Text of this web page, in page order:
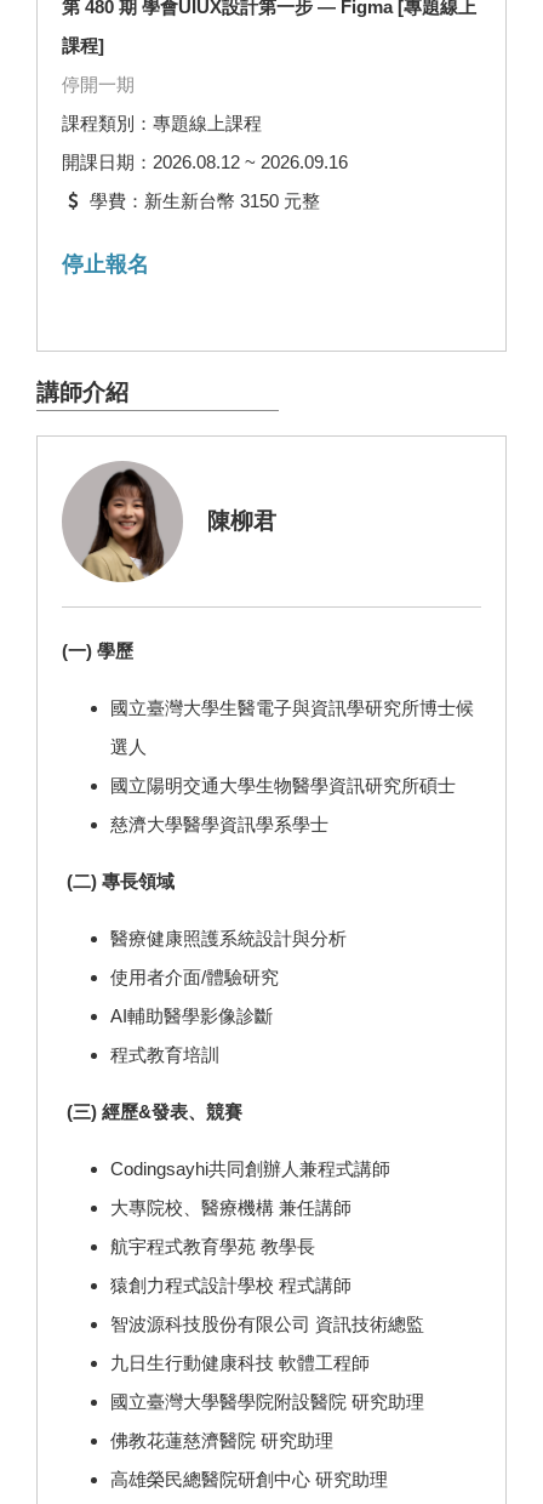
第 480 期 學會UIUX設計第一步 — Figma [專題線上
課程]
停開一期
課程類別：專題線上課程
開課日期：2026.08.12 ~ 2026.09.16
學費：新生新台幣 3150 元整
停止報名
講師介紹
陳柳君
(一) 學歷
國立臺灣大學生醫電子與資訊學研究所博士候
選人
國立陽明交通大學生物醫學資訊研究所碩士
慈濟大學醫學資訊學系學士
(二) 專長領域
醫療健康照護系統設計與分析
使用者介面/體驗研究
AI輔助醫學影像診斷
程式教育培訓
(三) 經歷&發表、競賽
Codingsayhi共同創辦人兼程式講師
大專院校、醫療機構 兼任講師
航宇程式教育學苑 教學長
猿創力程式設計學校 程式講師
智波源科技股份有限公司 資訊技術總監
九日生行動健康科技 軟體工程師
國立臺灣大學醫學院附設醫院 研究助理
佛教花蓮慈濟醫院 研究助理
高雄榮民總醫院研創中心 研究助理